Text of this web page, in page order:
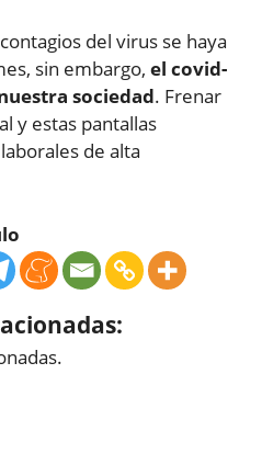
del virus se haya
sin embargo, el covid-
sociedad. Frenar
y estas pantallas
de alta